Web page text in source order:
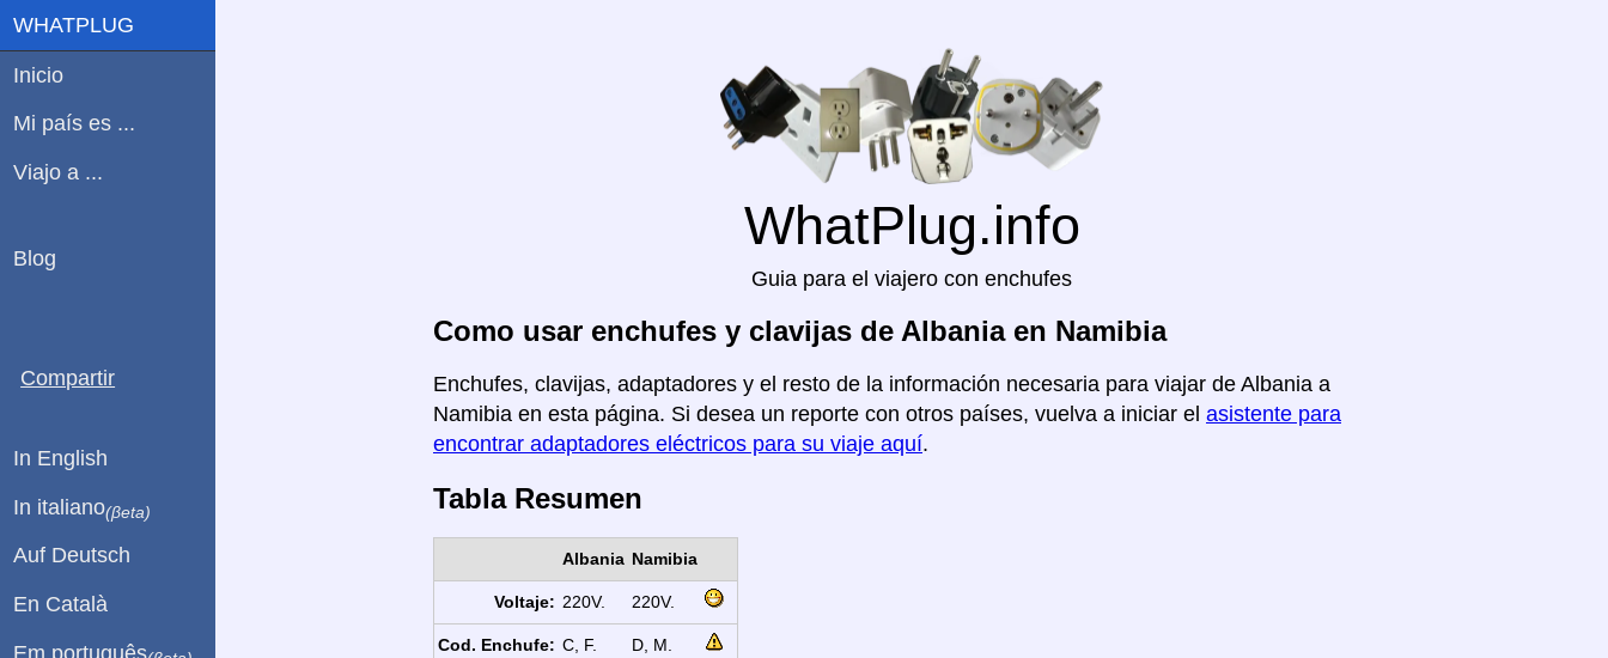
WhatPlug.info
Guia para el viajero con enchufes
Como usar enchufes y clavijas de Albania en Namibia
Enchufes, clavijas, adaptadores y el resto de la información necesaria para viajar de Albania a
Namibia en esta página. Si desea un reporte con otros países, vuelva a iniciar el asistente para
encontrar adaptadores eléctricos para su viaje aquí.
Tabla Resumen
Albania Namibia
Voltaje: 220V. 220V.
Cod. Enchufe: C, F. D, M.
WHATPLUG
Inicio
Mi país es ...
Viajo a ...
Blog
Compartir
In English
In italiano(βeta)
Auf Deutsch
En Català
Em português